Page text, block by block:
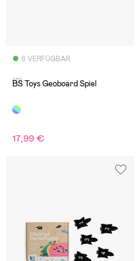
6 VERFÜGBAR
(0)
BS Toys Geoboard Spiel
17,99 €